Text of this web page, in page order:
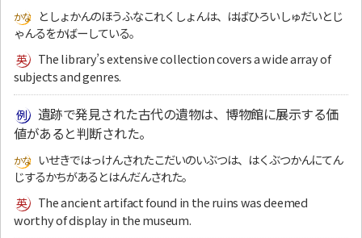
としょかんのほうふなこれくしょんは、はばひろいしゅだいとじ
ゃんるをかばーしている。
The library’s extensive collection covers a wide array of
subjects and genres.
遺跡で発見された古代の遺物は、博物館に展示する価
値があると判断された。
いせきではっけんされたこだいのいぶつは、はくぶつかんにてん
じするかちがあるとはんだんされた。
The ancient artifact found in the ruins was deemed
worthy of display in the museum.